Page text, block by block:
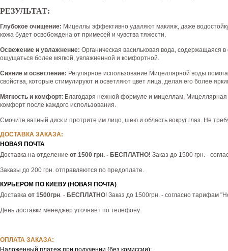
РЕЗУЛЬТАТ:
Глубокое очищение: Мицеллы эффективно удаляют макияж, даже
кожа будет освобождена от примесей и чувства тяжести.
Освежение и увлажнение: Органическая васильковая вода, содержащаяся
ощущаться более мягкой, увлажненной и комфортной.
Сияние и осветление: Регулярное использование Мицеллярной воды
свойства, которые стимулируют и осветляют цвет лица, делая его более
Мягкость и комфорт: Благодаря нежной формуле и мицеллам, Мицеллярная
комфорт после каждого использования.
Смочите ватный диск и протрите им лицо, шею и область вокруг глаз. Не
ДОСТАВКА ЗАКАЗА:
НОВАЯ ПОЧТА
Доставка на отделение от 1500 грн. - БЕСПЛАТНО! Заказ до 1500 грн. -
Заказы до 200 грн. отправляются по предоплате.
КУРЬЕРОМ ПО КИЕВУ (НОВАЯ ПОЧТА)
Доставка от 1500грн. - БЕСПЛАТНО! Заказ до 1500грн. - согласно тарифам
День доставки менеджер уточняет по телефону.
ОПЛАТА ЗАКАЗА:
Наложенный платеж при получении (без комиссии);